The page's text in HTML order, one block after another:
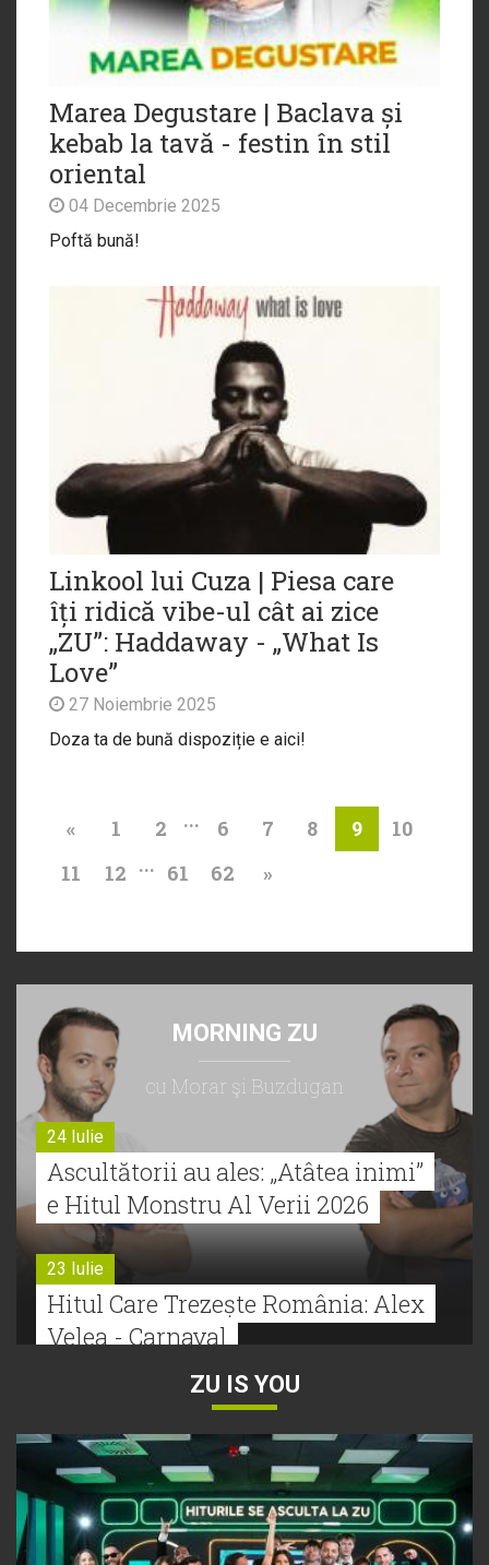
Marea Degustare | Baclava și
kebab la tavă - festin în stil
oriental
04 Decembrie 2025
Poftă bună!
Linkool lui Cuza | Piesa care
îți ridică vibe-ul cât ai zice
„ZU”: Haddaway - „What Is
Love”
27 Noiembrie 2025
Doza ta de bună dispoziție e aici!
« 1 2 ... 6 7 8 9
10
11
12 ... 61 62 »
MORNING ZU
cu Morar şi Buzdugan
24 Iulie
Ascultătorii au ales: „Atâtea inimi”
e Hitul Monstru Al Verii 2026
23 Iulie
Hitul Care Trezește România: Alex
Velea - Carnaval
Bătălie strânsă la Hitul Monstru Al
Verii: Cabron versus Faydee
21 Iulie
ZU IS YOU